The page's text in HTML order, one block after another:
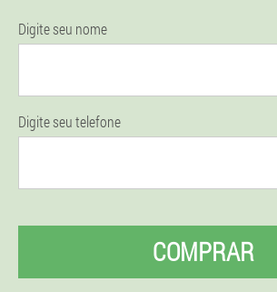
Digite seu nome
Digite seu telefone
COMPRAR